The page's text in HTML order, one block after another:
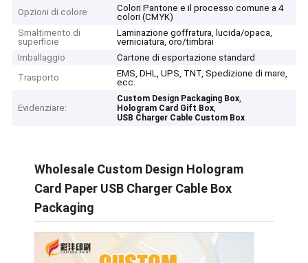
Opzioni di colore
Colori Pantone e il processo comune a 4
colori (CMYK)
Smaltimento di
superficie
Laminazione goffratura, lucida/opaca,
verniciatura, oro/timbrai
Imballaggio
Cartone di esportazione standard
Trasporto
EMS, DHL, UPS, TNT, Spedizione di mare,
ecc.
Evidenziare:
Custom Design Packaging Box,
Hologram Card Gift Box,
USB Charger Cable Custom Box
Wholesale Custom Design Hologram
Card Paper USB Charger Cable Box
Packaging